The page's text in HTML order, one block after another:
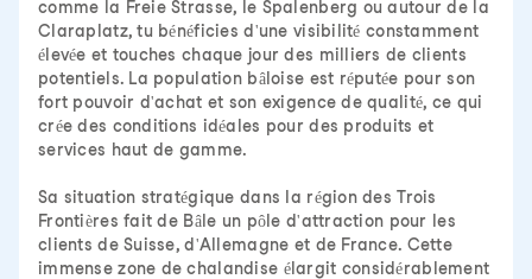
comme la Freie Strasse, le Spalenberg ou autour de la
Claraplatz, tu bénéficies d'une visibilité constamment
élevée et touches chaque jour des milliers de clients
potentiels. La population bâloise est réputée pour son
fort pouvoir d'achat et son exigence de qualité, ce qui
crée des conditions idéales pour des produits et
services haut de gamme.
Sa situation stratégique dans la région des Trois
Frontières fait de Bâle un pôle d'attraction pour les
clients de Suisse, d'Allemagne et de France. Cette
immense zone de chalandise élargit considérablement